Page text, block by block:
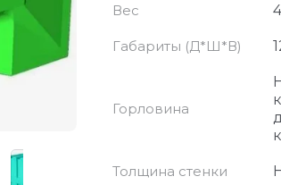
Вес
Габариты (Д*Ш*В)
Горловина
Толщина стенки